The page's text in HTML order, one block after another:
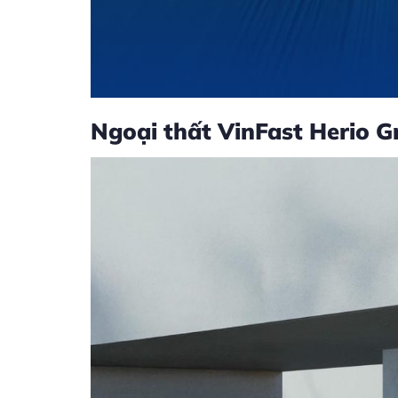
Ngoại thất VinFast Herio